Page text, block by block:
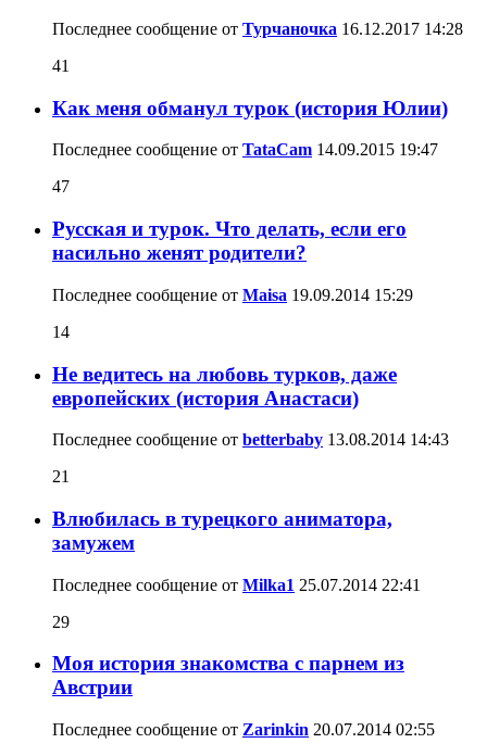
Последнее сообщение от Турчаночка 16.12.2017 14:28
41
Как меня обманул турок (история Юлии)
Последнее сообщение от TataCam 14.09.2015 19:47
47
Русская и турок. Что делать, если его
насильно женят родители?
Последнее сообщение от Maisa 19.09.2014 15:29
14
Не ведитесь на любовь турков, даже
европейских (история Анастаси)
Последнее сообщение от betterbaby 13.08.2014 14:43
21
Влюбилась в турецкого аниматора,
замужем
Последнее сообщение от Milka1 25.07.2014 22:41
29
Моя история знакомства с парнем из
Австрии
Последнее сообщение от Zarinkin 20.07.2014 02:55